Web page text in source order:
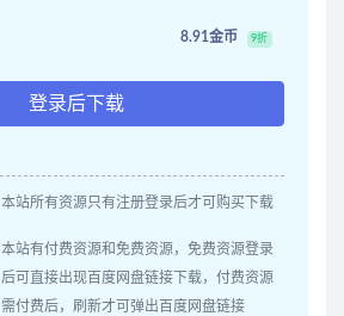
8.91金币 9折
登录后下载
本站所有资源只有注册登录后才可购买下载
本站有付费资源和免费资源，免费资源登录
后可直接出现百度网盘链接下载，付费资源
需付费后，刷新才可弹出百度网盘链接